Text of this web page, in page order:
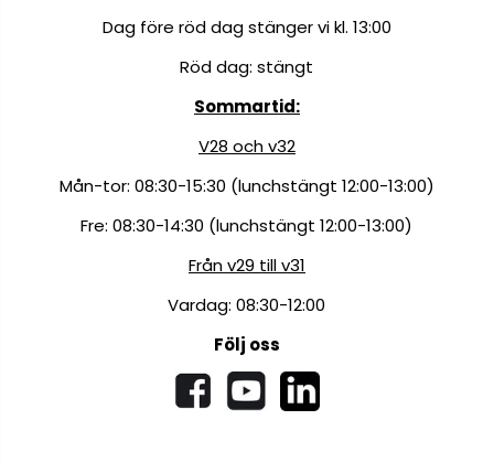
Dag före röd dag stänger vi kl. 13:00
Röd dag: stängt
Sommartid:
V28 och v32
Mån-tor: 08:30-15:30 (lunchstängt 12:00-13:00)
Fre: 08:30-14:30 (lunchstängt 12:00-13:00)
Från v29 till v31
Vardag: 08:30-12:00
Följ oss